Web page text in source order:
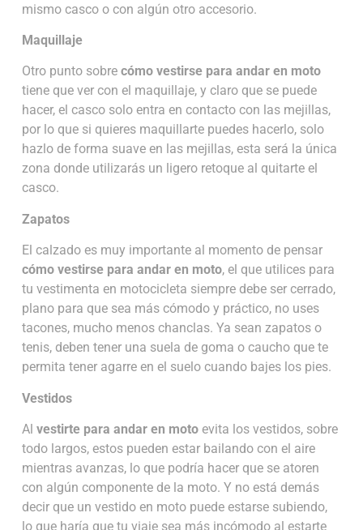
mismo casco o con algún otro accesorio.
Maquillaje
Otro punto sobrecómo vestirse para andar en moto
tiene que ver con el maquillaje, y claro que se puede
hacer, el casco solo entra en contacto con las mejillas,
por lo que si quieres maquillarte puedes hacerlo, solo
hazlo de forma suave en las mejillas, esta será la única
zona donde utilizarás un ligero retoque al quitarte el
casco.
Zapatos
El calzado es muy importante al momento de pensar
cómo vestirse para andar en moto, el que utilices para
tu vestimenta en motocicleta siempre debe ser cerrado,
plano para que sea más cómodo y práctico, no uses
tacones, mucho menos chanclas. Ya sean zapatos o
tenis, deben tener una suela de goma o caucho que te
permita tener agarre en el suelo cuando bajes los pies.
Vestidos
Alvestirte para andar en moto evita los vestidos, sobre
todo largos, estos pueden estar bailando con el aire
mientras avanzas, lo que podría hacer que se atoren
con algún componente de la moto. Y no está demás
decir que un vestido en moto puede estarse subiendo,
lo que haría que tu viaje sea más incómodo al estarte